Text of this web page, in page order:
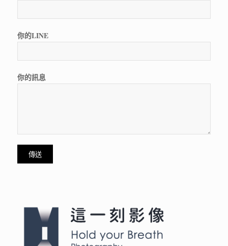
你的LINE
你的訊息